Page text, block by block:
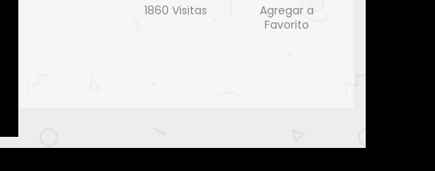
1860 Visitas
Agregar a
Favorito